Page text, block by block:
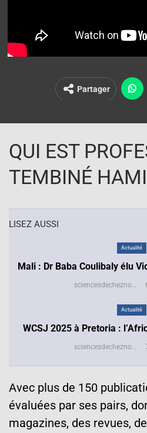
Partager
QUI EST
TEMBINÉ
LISEZ AUSSI
Actualité
Mali : Dr Baba Coulibaly élu
sciencesdecheznous@gmail.com
Actualité
WCSJ 2025 à Pretoria :
sciencesdecheznous@gmail.com
Avec plus de 150
évaluées par ses pairs,
magazines, des revues,